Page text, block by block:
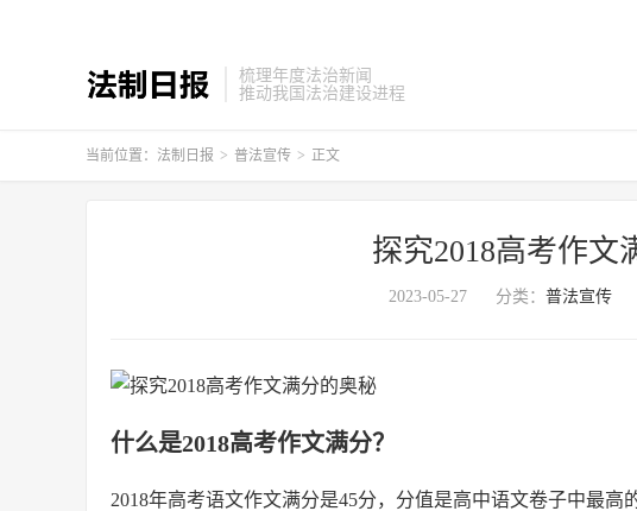
梳理年度法治新闻
推动我国法治建设进程
当前位置： 法制日报 > 普法宣传 > 正文
探究2018高考作文
2023-05-27 分类： 普法宣传
什么是2018高考作文满分？
2018年高考语文作文满分是45分，分值是高中语文卷子中最高